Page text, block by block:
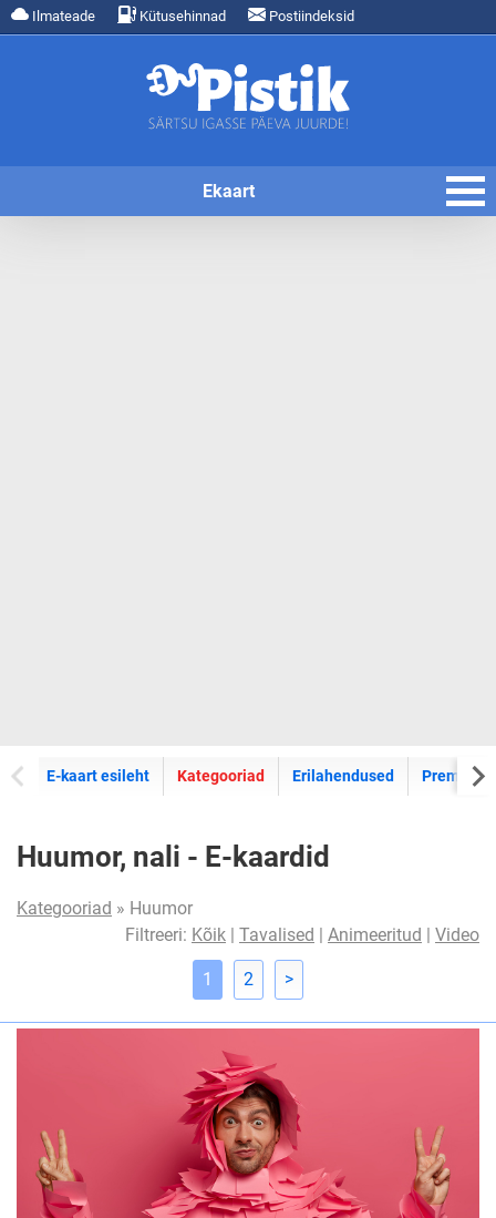
Ilmateade Kütusehinnad Postiindeksid
Ekaart
E-kaart esileht E-kaartide
Kategooriad Erilahendused Premium
Huumor, nali - E-kaardid
Kategooriad » Huumor
Filtreeri: Kõik | Tavalised | Animeeritud | Video
1 2 >